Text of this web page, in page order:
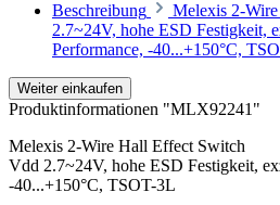
Beschreibung
Melexis 2-
2.7~24V, hohe ESD Festigkeit,
Performance, -40...+150°C,
Weiter einkaufen
Produktinformationen "MLX92241"
Melexis 2-Wire Hall Effect Switch
Vdd 2.7~24V, hohe ESD Festigkeit,
-40...+150°C, TSOT-3L